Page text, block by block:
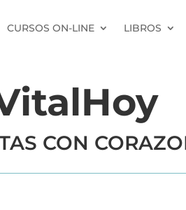
CURSOS ON-LINE LIBROS
CON